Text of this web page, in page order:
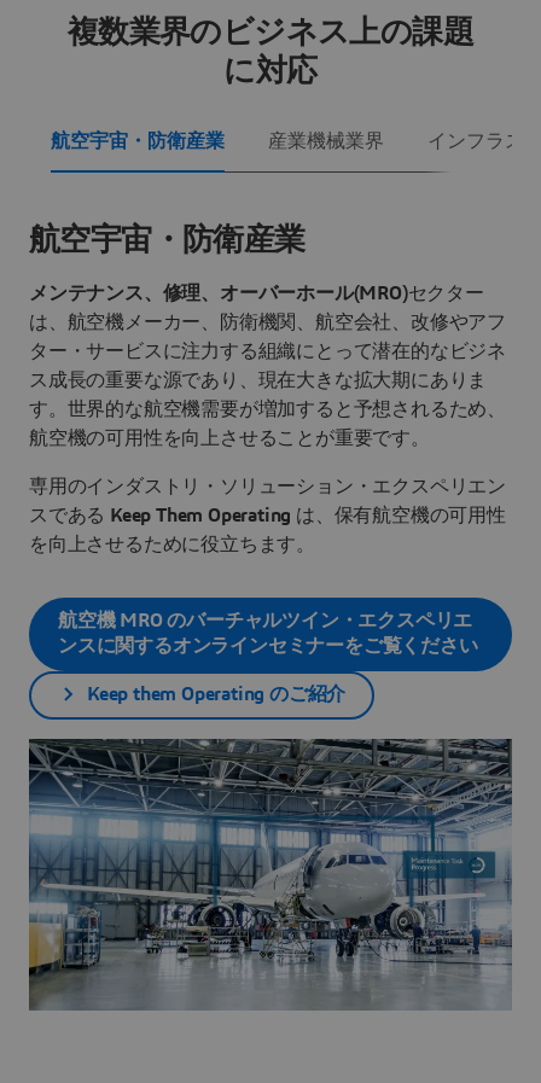
複数業界のビジネス上の課題
に対応
航空宇宙・防衛産業 産業機械業界 インフラス
航空宇宙・防衛産業
メンテナンス、修理、オーバーホール(MRO)セクター
は、航空機メーカー、防衛機関、航空会社、改修やアフ
ター・サービスに注力する組織にとって潜在的なビジネ
ス成長の重要な源であり、現在大きな拡大期にありま
す。世界的な航空機需要が増加すると予想されるため、
航空機の可用性を向上させることが重要です。
専用のインダストリ・ソリューション・エクスペリエン
スである Keep Them Operating は、保有航空機の可用性
を向上させるために役立ちます。
航空機 MRO のバーチャルツイン・エクスペリエ
ンスに関するオンラインセミナーをご覧ください
Keep them Operating のご紹介